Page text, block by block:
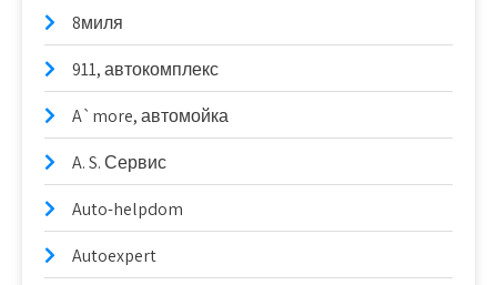
8миля
911, автокомплекс
A`more, автомойка
A. S. Сервис
Auto-helpdom
Autoexpert